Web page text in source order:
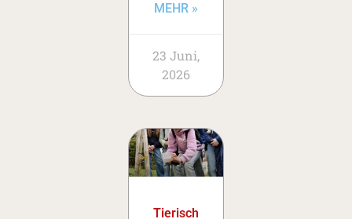
MEHR »
23 Juni,
2026
Tierisch